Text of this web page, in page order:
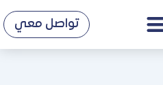
Menu تواصل معي